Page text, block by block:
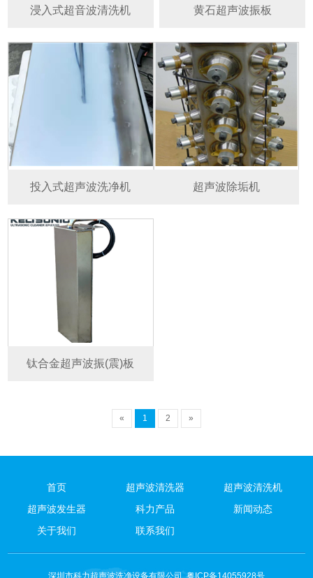
浸入式超音波清洗机 黄石超声波振板
投入式超声波洗净机 超声波除垢机
钛合金超声波振(震)板
« 1 2 »
首页 超声波清洗器
超声波清洗机
超声波发生器
科力产品
新闻动态
关于我们
联系我们
深圳市科力超声波洗净设备有限公司粤ICP备14055928号